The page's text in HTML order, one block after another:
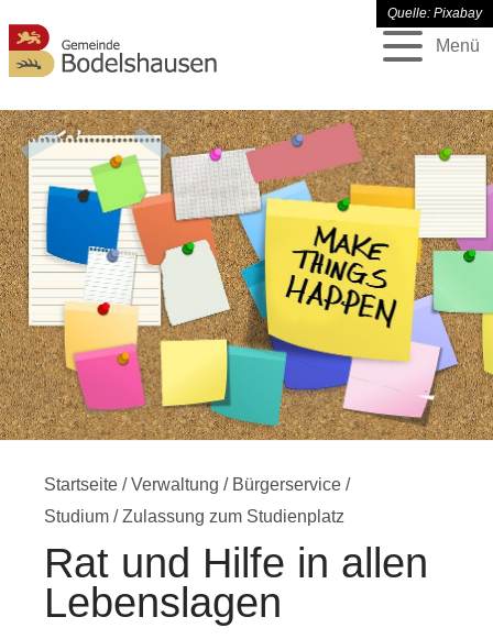
Menü
Quelle: Pixabay
Startseite /Verwaltung / Bürgerservice /
Studium /Zulassung zum Studienplatz
Rat und Hilfe in allen
Lebenslagen